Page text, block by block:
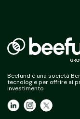
Beefund è una società
tecnologie per offrire ai
investimento